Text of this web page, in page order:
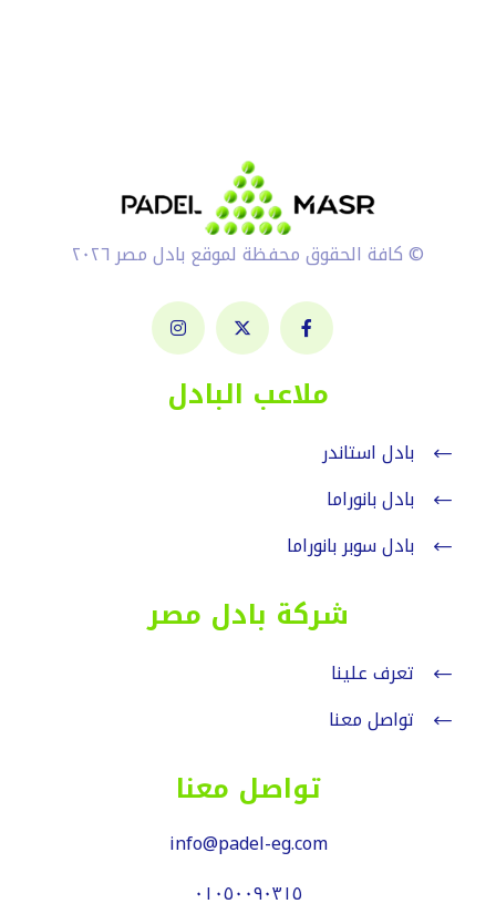
© كافة الحقوق محفظة لموقع بادل مصر ٢٠٢٦
ملاعب البادل
بادل استاندر
بادل بانوراما
بادل سوبر بانوراما
شركة بادل مصر
تعرف علينا
تواصل معنا
تواصل معنا
info@padel-eg.com
٠١٠٥٠٠٩٠٣١٥